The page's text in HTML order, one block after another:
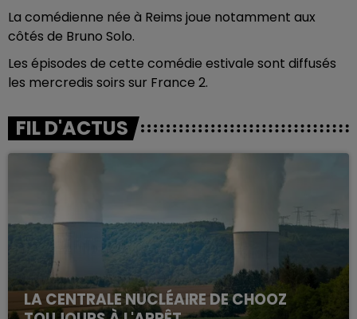
La comédienne née à Reims joue notamment aux
côtés de Bruno Solo.
Les épisodes de cette comédie estivale sont diffusés
les mercredis soirs sur France 2.
FIL D'ACTUS
LA CENTRALE NUCLÉAIRE DE CHOOZ